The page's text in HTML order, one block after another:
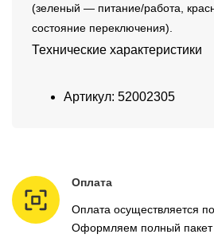
(зеленый — питание/работа,
состояние переключения).
Технические характеристики
Артикул: 52002305
Оплата
Оплата осуществляется
Оформляем полный пакет